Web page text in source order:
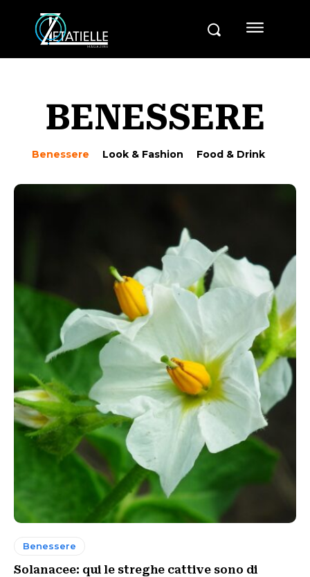
BENESSERE
Benessere Look & Fashion Food & Drink
Benessere
Solanacee: qui le streghe cattive sono di